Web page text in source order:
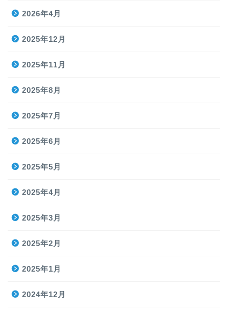
2026年4月
2025年12月
2025年11月
2025年8月
2025年7月
2025年6月
2025年5月
2025年4月
2025年3月
2025年2月
2025年1月
2024年12月